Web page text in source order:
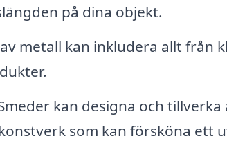
på dina objekt.
metall kan inkludera allt från
kan designa och
som kan försköna ett